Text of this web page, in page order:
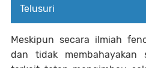
Telusuri
Meskipun secara ilmiah
dan tidak membahayakan